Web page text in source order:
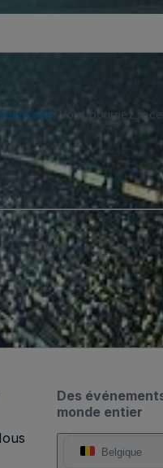
. Vous pourriez
Des
monde entier
Belgique